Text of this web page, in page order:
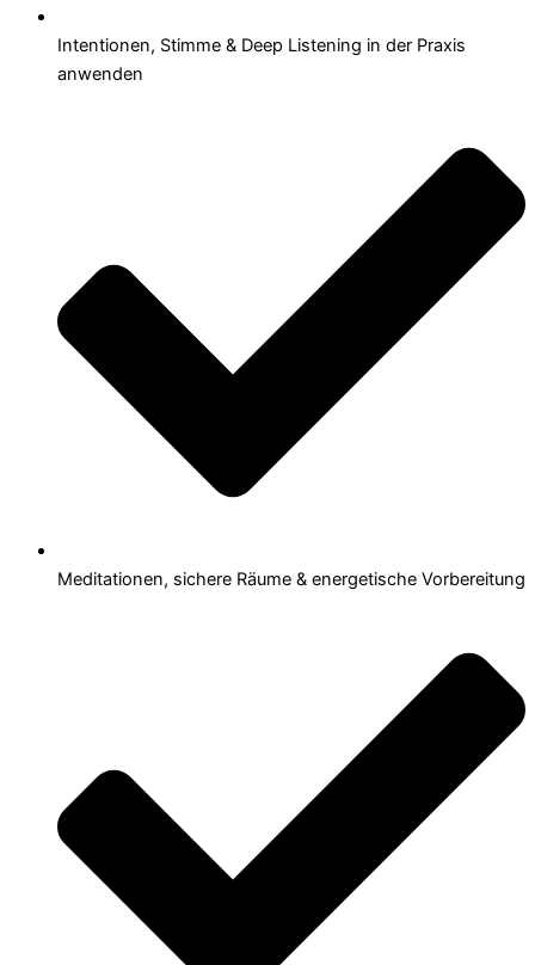
Intentionen, Stimme & Deep Listening in der Praxis
anwenden
Meditationen, sichere Räume & energetische Vorbereitung